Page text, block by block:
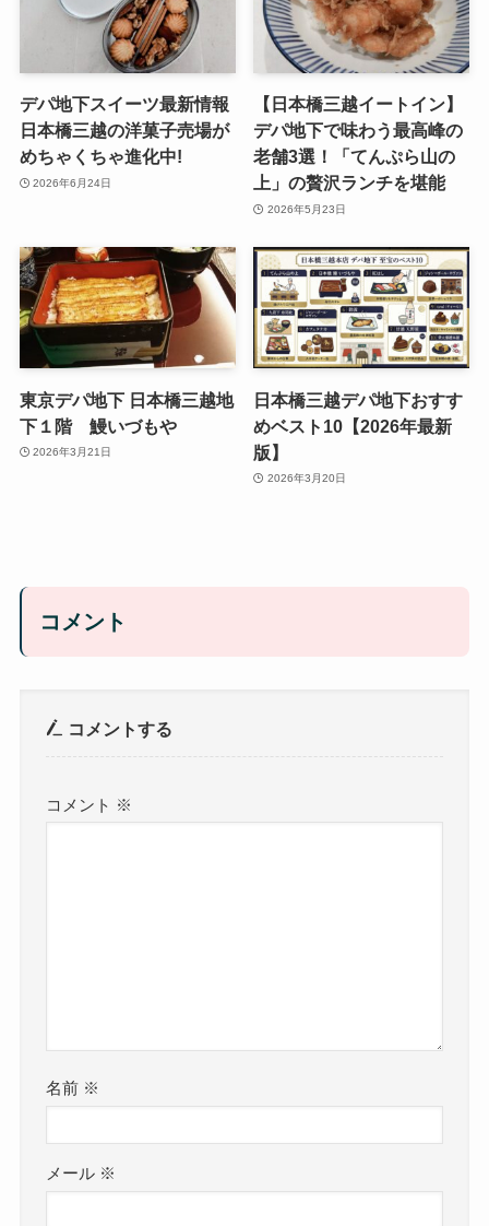
デパ地下スイーツ最新情報
日本橋三越の洋菓子売場が
めちゃくちゃ進化中!
2026年6月24日
​【日本橋三越イートイン】
デパ地下で味わう最高峰の
老舗3選！「てんぷら山の
上」の贅沢ランチを堪能
2026年5月23日
東京デパ地下 日本橋三越地
下１階 鰻いづもや
2026年3月21日
日本橋三越デパ地下おすす
めベスト10【2026年最新
版】
2026年3月20日
コメント
コメントする
コメント ※
名前 ※
メール ※